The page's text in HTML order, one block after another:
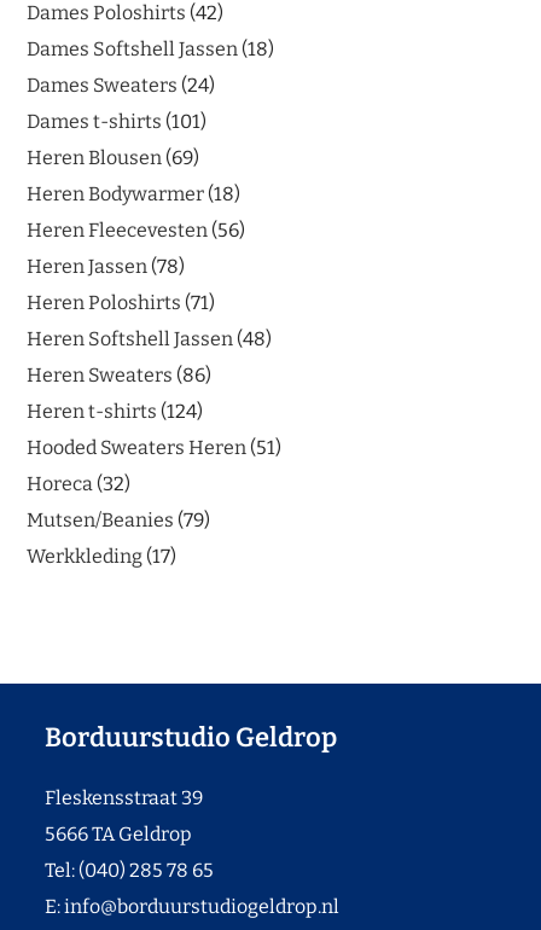
Dames Poloshirts 42
Dames Softshell Jassen 18
Dames Sweaters 24
Dames t-shirts 101
Heren Blousen 69
Heren Bodywarmer 18
Heren Fleecevesten 56
Heren Jassen 78
Heren Poloshirts 71
Heren Softshell Jassen 48
Heren Sweaters 86
Heren t-shirts 124
Hooded Sweaters Heren 51
Horeca 32
Mutsen/Beanies 79
Werkkleding 17
Borduurstudio Geldrop
Fleskensstraat 39
5666 TA Geldrop
Tel: (040) 285 78 65
E:info@borduurstudiogeldrop.nl